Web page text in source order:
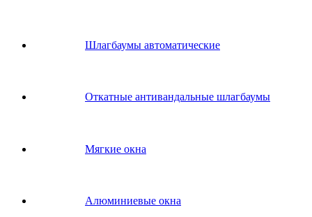
Шлагбаумы автоматические
Откатные антивандальные шлагбаумы
Мягкие окна
Алюминиевые окна